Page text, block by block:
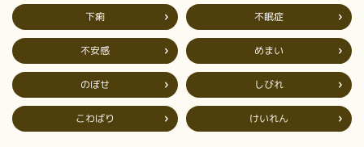
下痢 不眠症
不安感 めまい
のぼせ しびれ
こわばり けいれん